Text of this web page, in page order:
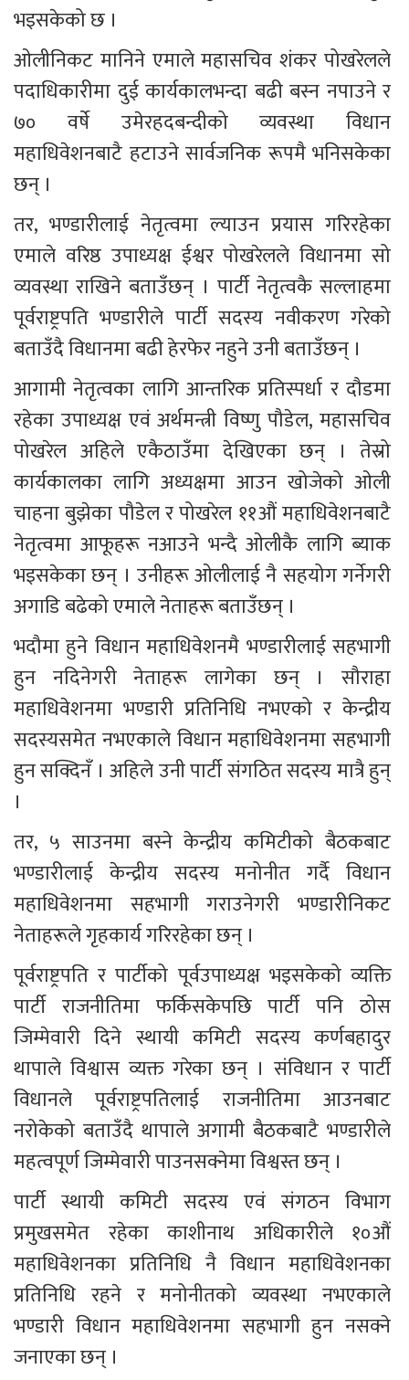
भइसकेको छ ।
ओलीनिकट मानिने एमाले महासचिव शंकर पोखरेलले
पदाधिकारीमा दुई कार्यकालभन्दा बढी बस्न नपाउने र
७० वर्षे उमेरहदबन्दीको व्यवस्था विधान
महाधिवेशनबाटै हटाउने सार्वजनिक रूपमै भनिसकेका
छन् ।
तर, भण्डारीलाई नेतृत्वमा ल्याउन प्रयास गरिरहेका
एमाले वरिष्ठ उपाध्यक्ष ईश्वर पोखरेलले विधानमा सो
व्यवस्था राखिने बताउँछन् । पार्टी नेतृत्वकै सल्लाहमा
पूर्वराष्ट्रपति भण्डारीले पार्टी सदस्य नवीकरण गरेको
बताउँदै विधानमा बढी हेरफेर नहुने उनी बताउँछन् ।
आगामी नेतृत्वका लागि आन्तरिक प्रतिस्पर्धा र दौडमा
रहेका उपाध्यक्ष एवं अर्थमन्त्री विष्णु पौडेल, महासचिव
पोखरेल अहिले एकैठाउँमा देखिएका छन् । तेस्रो
कार्यकालका लागि अध्यक्षमा आउन खोजेको ओली
चाहना बुझेका पौडेल र पोखरेल ११औं महाधिवेशनबाटै
नेतृत्वमा आफूहरू नआउने भन्दै ओलीकै लागि ब्याक
भइसकेका छन् । उनीहरू ओलीलाई नै सहयोग गर्नेगरी
अगाडि बढेको एमाले नेताहरू बताउँछन् ।
भदौमा हुने विधान महाधिवेशनमै भण्डारीलाई सहभागी
हुन नदिनेगरी नेताहरू लागेका छन् । सौराहा
महाधिवेशनमा भण्डारी प्रतिनिधि नभएको र केन्द्रीय
सदस्यसमेत नभएकाले विधान महाधिवेशनमा सहभागी
हुन सक्दिनँ । अहिले उनी पार्टी संगठित सदस्य मात्रै हुन्
।
तर, ५ साउनमा बस्ने केन्द्रीय कमिटीको बैठकबाट
भण्डारीलाई केन्द्रीय सदस्य मनोनीत गर्दै विधान
महाधिवेशनमा सहभागी गराउनेगरी भण्डारीनिकट
नेताहरूले गृहकार्य गरिरहेका छन् ।
पूर्वराष्ट्रपति र पार्टीको पूर्वउपाध्यक्ष भइसकेको व्यक्ति
पार्टी राजनीतिमा फर्किसकेपछि पार्टी पनि ठोस
जिम्मेवारी दिने स्थायी कमिटी सदस्य कर्णबहादुर
थापाले विश्वास व्यक्त गरेका छन् । संविधान र पार्टी
विधानले पूर्वराष्ट्रपतिलाई राजनीतिमा आउनबाट
नरोकेको बताउँदै थापाले अगामी बैठकबाटै भण्डारीले
महत्वपूर्ण जिम्मेवारी पाउनसक्नेमा विश्वस्त छन् ।
पार्टी स्थायी कमिटी सदस्य एवं संगठन विभाग
प्रमुखसमेत रहेका काशीनाथ अधिकारीले १०औं
महाधिवेशनका प्रतिनिधि नै विधान महाधिवेशनका
प्रतिनिधि रहने र मनोनीतको व्यवस्था नभएकाले
भण्डारी विधान महाधिवेशनमा सहभागी हुन नसक्ने
जनाएका छन् ।